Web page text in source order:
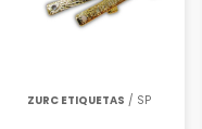
ZURC ETIQUETAS / SP